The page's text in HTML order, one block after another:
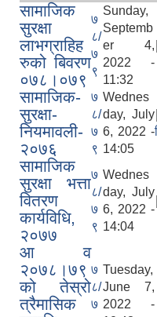
सामाजिक
सुरक्षा
लाभग्राहिह
रुको बिवरण
०७८।०७९
७
८/
७
९
Sunday,
Septemb
er 4,
2022 -
11:32
सामाजिक-
सुरक्षा-
नियमावली-
२०७६
७
८/
७
९
Wednes
day, July
6, 2022 -
14:05
सामाजिक
सुरक्षा भत्ता
वितरण
कार्यविधि,
२०७७
७
८/
७
९
Wednes
day, July
6, 2022 -
14:04
आ व
२०७८।७९
को तेस्रो
त्रैमासिक
७
८/
७
Tuesday,
June 7,
2022 -